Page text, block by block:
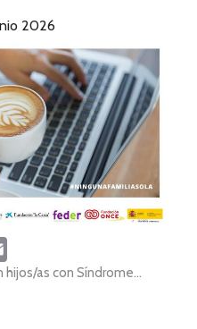
2026
as con Síndrome...